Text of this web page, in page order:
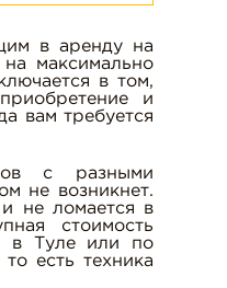
в аренду на
максимально
в том,
и
вам требуется
с разными
не возникнет.
и не ломается в
стоимость
в Туле или по
есть техника